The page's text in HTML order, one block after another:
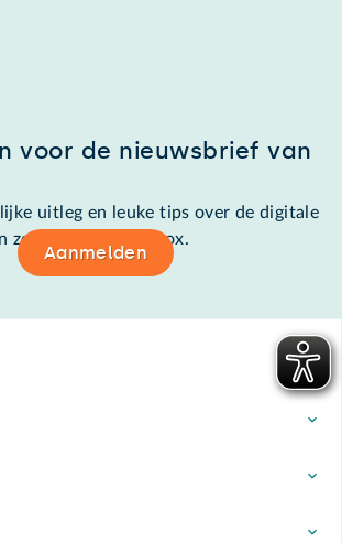
voor de nieuwsbrief van
uitleg en leuke tips over de digitale
zomaar in de mailbox.
Aanmelden